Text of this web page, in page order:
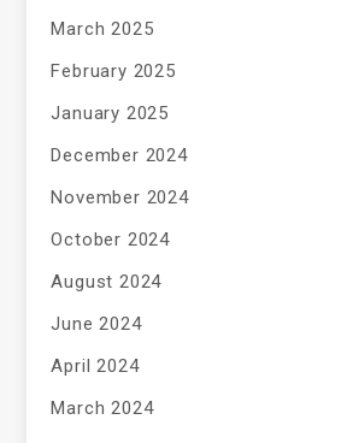
March 2025
February 2025
January 2025
December 2024
November 2024
October 2024
August 2024
June 2024
April 2024
March 2024